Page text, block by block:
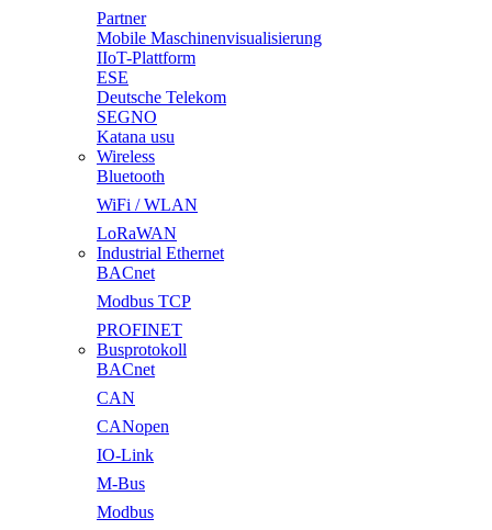
Partner
Mobile Maschinenvisualisierung
IIoT-Plattform
ESE
Deutsche Telekom
SEGNO
Katana usu
Wireless
Bluetooth
WiFi / WLAN
LoRaWAN
Industrial Ethernet
BACnet
Modbus TCP
PROFINET
Busprotokoll
BACnet
CAN
CANopen
IO-Link
M-Bus
Modbus